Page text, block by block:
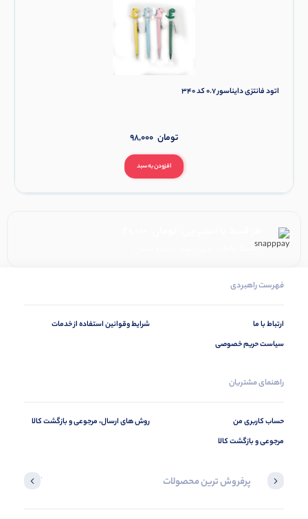
اتود فانتزی دایناسور 0.7 کد 340
افزودن به سبد
98,000 تومان
۴ قسط ماهانه. بدون سود، چک و ضامن.
فهرست راهبردی
ارتباط با ما
سیاست حریم خصوصی
شرایط وقوانین استفاده از خدمات
راهنمای مشتریان
حساب کاربری من
مرجوعی و بازگشت کالا
روش های ارسال، مرجوعی و بازگشت کالا
پرفروش ترین محصولات آخرین